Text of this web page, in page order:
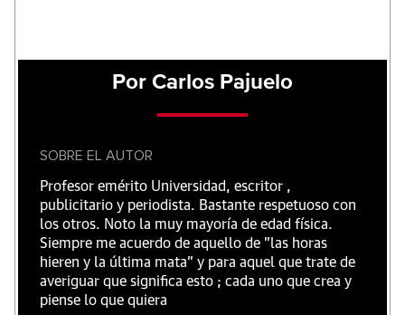
Por Carlos Pajuelo
SOBRE EL AUTOR
Profesor emérito Universidad, escritor ,
publicitario y periodista. Bastante respetuoso con
los otros. Noto la muy mayoría de edad física.
Siempre me acuerdo de aquello de "las horas
hieren y la última mata" y para aquel que trate de
averiguar que significa esto ; cada uno que crea y
piense lo que quiera